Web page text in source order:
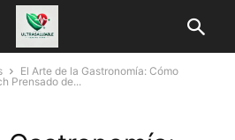
El Arte de la Gastronomía: Cómo
Prensado de...